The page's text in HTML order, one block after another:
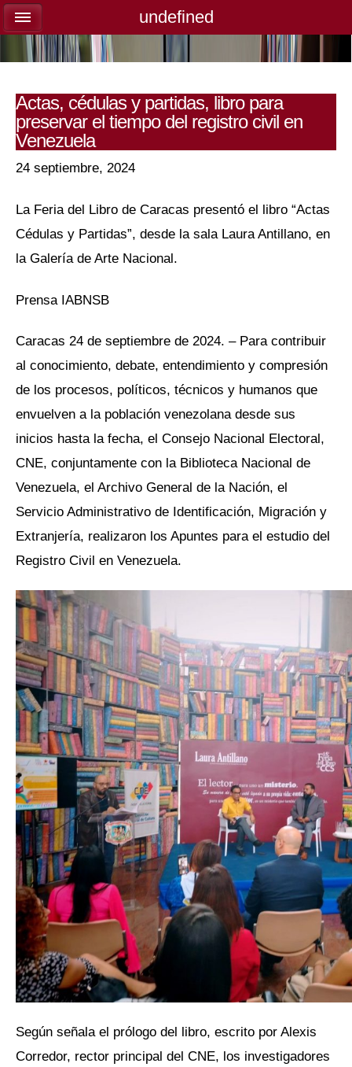
Actas, cédulas y partidas, libro para
preservar el tiempo del registro civil en
Venezuela
24 septiembre, 2024
La Feria del Libro de Caracas presentó el libro “Actas
Cédulas y Partidas”, desde la sala Laura Antillano, en
la Galería de Arte Nacional.
Prensa IABNSB
Caracas 24 de septiembre de 2024. – Para contribuir
al conocimiento, debate, entendimiento y compresión
de los procesos, políticos, técnicos y humanos que
envuelven a la población venezolana desde sus
inicios hasta la fecha, el Consejo Nacional Electoral,
CNE, conjuntamente con la Biblioteca Nacional de
Venezuela, el Archivo General de la Nación, el
Servicio Administrativo de Identificación, Migración y
Extranjería, realizaron los Apuntes para el estudio del
Registro Civil en Venezuela.
Según señala el prólogo del libro, escrito por Alexis
Corredor, rector principal del CNE, los investigadores
undefined
undefined